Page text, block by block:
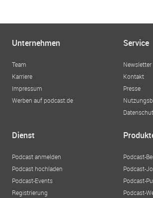
Unternehmen
Team
Karriere
Impressum
Werben auf podcast.de
Service
Newsletter
Kontakt
Presse
Dienst
Podcast anmelden
Podcast hochladen
Podcast-Events
Registrierung
Podcast-
Podcast-
Podcast-
Podcast-